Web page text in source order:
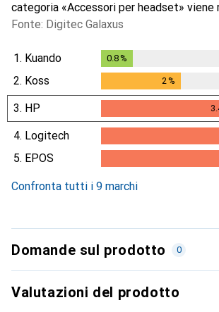
categoria «Accessori per headset»
Fonte: Digitec Galaxus
1. Kuando 0.8%
2. Koss 2%
3. HP
4. Logitech
4.6%
5. EPOS
Confronta tutti i 9 marchi
Domande sul prodotto 0
Valutazioni del prodotto